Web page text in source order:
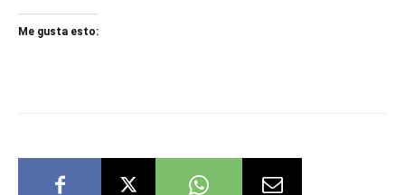
Me gusta esto: